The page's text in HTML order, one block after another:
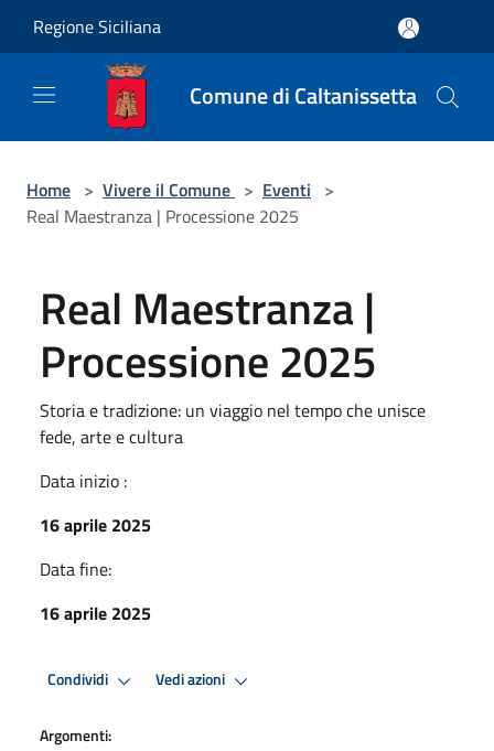
Regione Siciliana
Comune di Caltanissetta
Home > Vivere il Comune > Eventi >
Real Maestranza | Processione 2025
Real Maestranza |
Processione 2025
Storia e tradizione: un viaggio nel tempo che unisce
fede, arte e cultura
Data inizio :
16 aprile 2025
Data fine:
16 aprile 2025
Condividi Vedi azioni
Argomenti: